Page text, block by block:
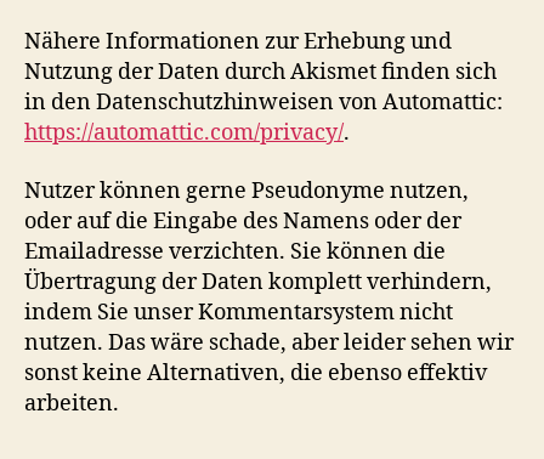
Nähere Informationen zur Erhebung und
Nutzung der Daten durch Akismet finden sich
in den Datenschutzhinweisen von Automattic:
https://automattic.com/privacy/.
Nutzer können gerne Pseudonyme nutzen,
oder auf die Eingabe des Namens oder der
Emailadresse verzichten. Sie können die
Übertragung der Daten komplett verhindern,
indem Sie unser Kommentarsystem nicht
nutzen. Das wäre schade, aber leider sehen wir
sonst keine Alternativen, die ebenso effektiv
arbeiten.